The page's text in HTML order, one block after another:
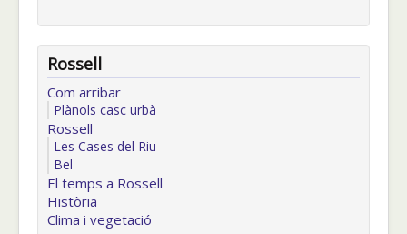
Rossell
Com arribar
Plànols casc urbà
Rossell
Les Cases del Riu
Bel
El temps a Rossell
Història
Clima i vegetació